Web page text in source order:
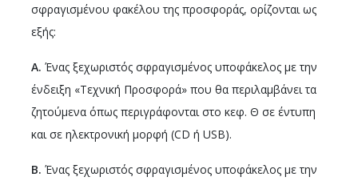
σφραγισμένου φακέλου της προσφοράς, ορίζονται ως
εξής:
Α. Ένας ξεχωριστός σφραγισμένος υποφάκελος με την
ένδειξη «Τεχνική Προσφορά» που θα περιλαμβάνει τα
ζητούμενα όπως περιγράφονται στο κεφ. Θ σε έντυπη
και σε ηλεκτρονική μορφή (CD ή USB).
Β. Ένας ξεχωριστός σφραγισμένος υποφάκελος με την